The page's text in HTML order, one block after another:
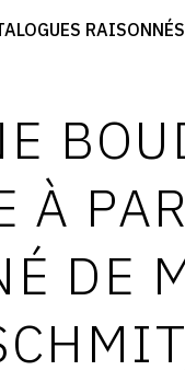
RAISONNÉS
À
DE